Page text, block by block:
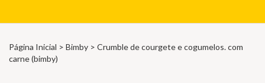
Página Inicial > Bimby > Crumble de courgete e cogumelos. com
carne (bimby)